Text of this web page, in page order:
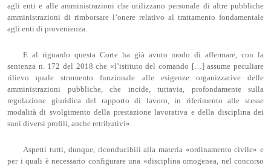
agli enti e alle amministrazioni che utilizzano personale di altre pubbliche
amministrazioni di rimborsare l’onere relativo al trattamento fondamentale
agli enti di provenienza.
E al riguardo questa Corte ha già avuto modo di affermare, con la
sentenza n. 172 del 2018 che «l’istituto del comando […] assume peculiare
rilievo quale strumento funzionale alle esigenze organizzative delle
amministrazioni pubbliche, che incide, tuttavia, profondamente sulla
regolazione giuridica del rapporto di lavoro, in riferimento alle stesse
modalità di svolgimento della prestazione lavorativa e della disciplina dei
suoi diversi profili, anche retributivi».
Aspetti tutti, dunque, riconducibili alla materia «ordinamento civile» e
per i quali è necessario configurare una «disciplina omogenea, nel concorso